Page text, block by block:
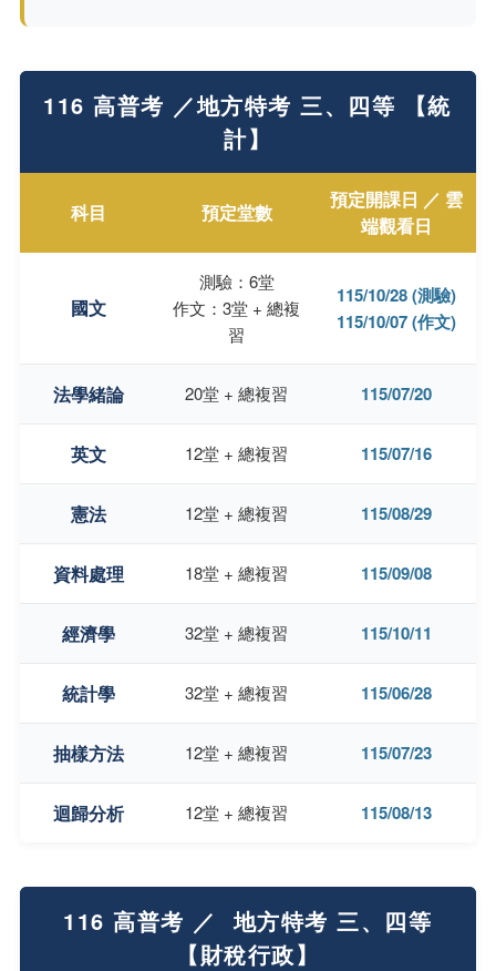
116 高普考 ／地方特考 三、四等 【統
計】
科目 預定堂數
預定開課日 ／ 雲
端觀看日
國文
測驗：6堂
作文：3堂 + 總複
習
115/10/28 (測驗)
115/10/07 (作文)
法學緒論 20堂 + 總複習 115/07/20
英文 12堂 + 總複習 115/07/16
憲法 12堂 + 總複習 115/08/29
資料處理 18堂 + 總複習 115/09/08
經濟學 32堂 + 總複習 115/10/11
統計學 32堂 + 總複習 115/06/28
抽樣方法 12堂 + 總複習 115/07/23
迴歸分析 12堂 + 總複習 115/08/13
116 高普考 ／ 地方特考 三、四等
【財稅行政】